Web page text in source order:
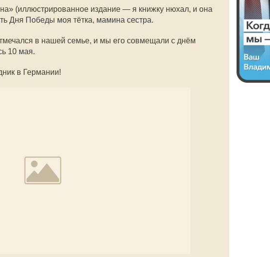
(иллюстрированное издание — я книжку нюхал, и она
Дня Победы моя тётка, мамина сестра.
в нашей семье, и мы его совмещали с днём
10 мая.
в Германии!